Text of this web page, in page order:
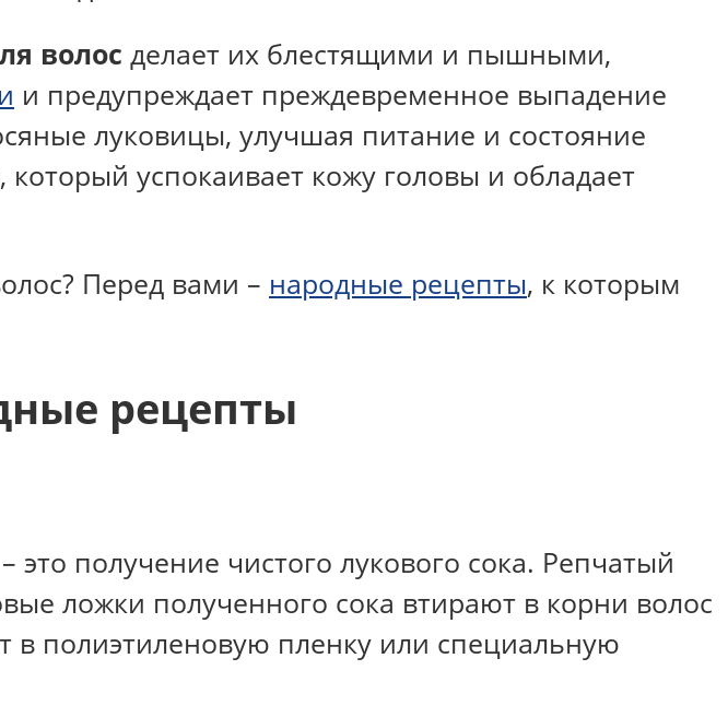
волос делает их блестящими и пышными,
и предупреждает преждевременное выпадение
луковицы, улучшая питание и состояние
успокаивает кожу головы и обладает
Перед вами – народные рецепты, к которым
рецепты
получение чистого лукового сока. Репчатый
ложки полученного сока втирают в корни волос
в полиэтиленовую пленку или специальную